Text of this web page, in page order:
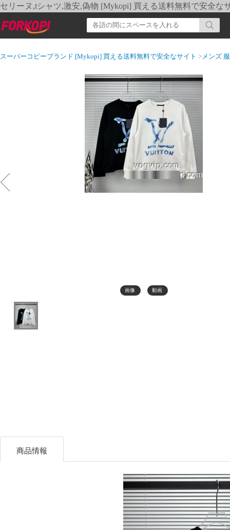
セリーヌ,tシャツ,激安,偽物 [Mykopi] 買える送料無料で安全な
スーパーコピーブランド [Mykopi] 買える送料無料で安全なサイト >メンズ 服
画像 動画
商品情報